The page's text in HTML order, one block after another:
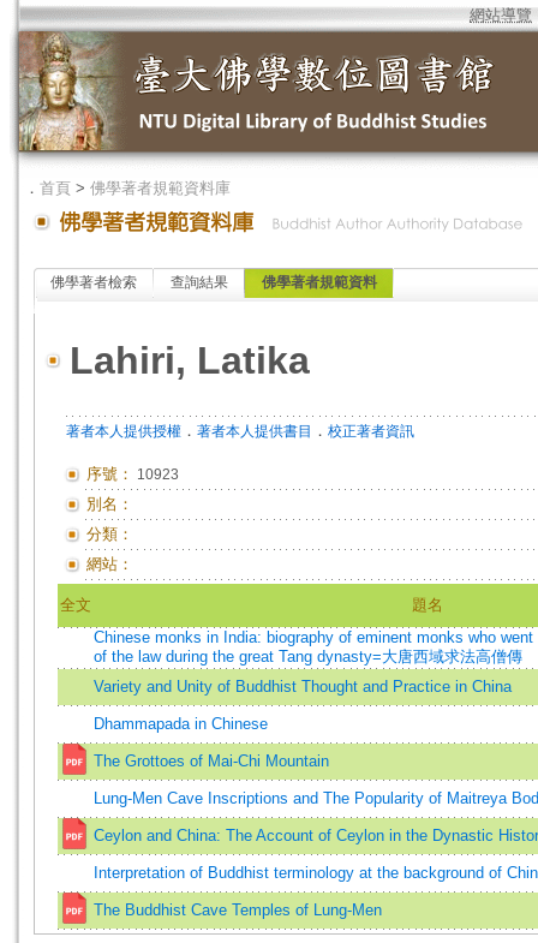
網站導覽
． 首頁 > 佛學著者規範資料庫
佛學著者檢索 查詢結果 佛學著者規範資料
Lahiri, Latika
著者本人提供授權 ． 著者本人提供書目 ． 校正著者資訊
序號： 10923
別名：
分類：
網站：
全文
題名
Chinese monks in India: biography of eminent monks who
of the law during the great Tang dynasty=大唐西域求法高僧傳
Variety and Unity of Buddhist Thought and Practice in China
Dhammapada in Chinese
The Grottoes of Mai-Chi Mountain
Lung-Men Cave Inscriptions and The Popularity of Maitreya
Ceylon and China: The Account of Ceylon in the Dynastic
Interpretation of Buddhist terminology at the background of
The Buddhist Cave Temples of Lung-Men